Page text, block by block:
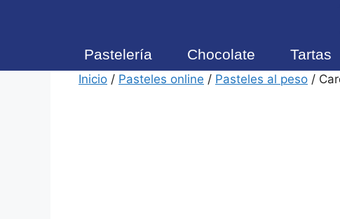
Envíos gratis a partir de 100€
Pastelería Chocolate Tartas
Inicio / Pasteles online / Pasteles al peso /